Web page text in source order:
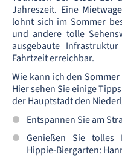
Jahreszeit. Eine
lohnt sich im Sommer
und andere tolle
ausgebaute
Fahrtzeit erreichbar.
Wie kann ich den
Hier sehen Sie einige
der Hauptstadt den
Entspannen Sie am
Genießen Sie tolles
Hippie-Biergarten: